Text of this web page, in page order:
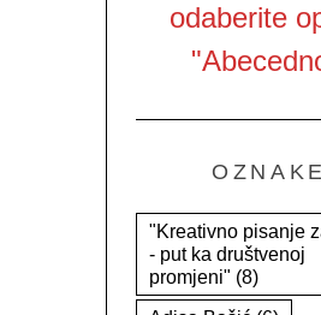
odaberite
OZNAKE
"Kreativno pisanje
- put ka društvenoj
promjeni" (8)